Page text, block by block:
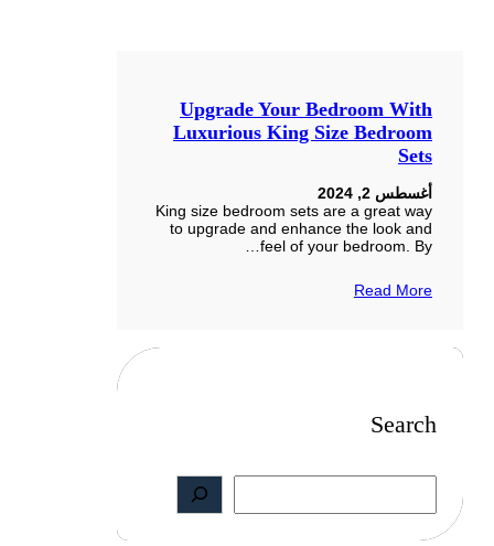
Upgrade Your Bedroom With
Luxurious King Size Bedroom
Sets
أغسطس 2, 2024
King size bedroom sets are a great way
to upgrade and enhance the look and
feel of your bedroom. By…
Read More
Search
S
a
r